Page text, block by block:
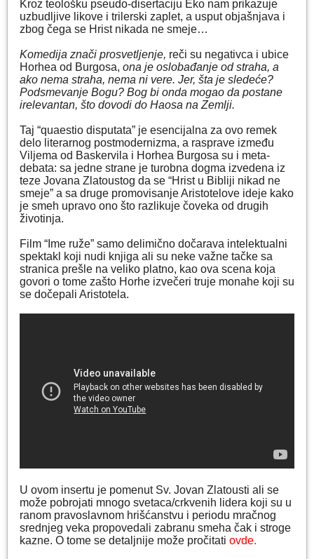
Kroz teološku pseudo-disertaciju Eko nam prikazuje
uzbudljive likove i trilerski zaplet, a usput objašnjava i
zbog čega se Hrist nikada ne smeje…
Komedija znači prosvetljenje, reči su negativca i ubice
Horhea od Burgosa, ona je oslobađanje od straha, a
ako nema straha, nema ni vere. Jer, šta je sledeće?
Podsmevanje Bogu? Bog bi onda mogao da postane
irelevantan, što dovodi do Haosa na Zemlji.
Taj “quaestio disputata” je esencijalna za ovo remek
delo literarnog postmodernizma, a rasprave između
Viljema od Baskervila i Horhea Burgosa su i meta-
debata: sa jedne strane je turobna dogma izvedena iz
teze Jovana Zlatoustog da se “Hrist u Bibliji nikad ne
smeje” a sa druge promovisanje Aristotelove ideje kako
je smeh upravo ono što razlikuje čoveka od drugih
životinja.
Film “Ime ruže” samo delimično dočarava intelektualni
spektakl koji nudi knjiga ali su neke važne tačke sa
stranica prešle na veliko platno, kao ova scena koja
govori o tome zašto Horhe izvečeri truje monahe koji su
se dočepali Aristotela.
U ovom insertu je pomenut Sv. Jovan Zlatousti ali se
može pobrojati mnogo svetaca/crkvenih lidera koji su u
ranom pravoslavnom hrišćanstvu i periodu mračnog
srednjeg veka propovedali zabranu smeha čak i stroge
kazne. O tome se detaljnije može pročitati ovde.